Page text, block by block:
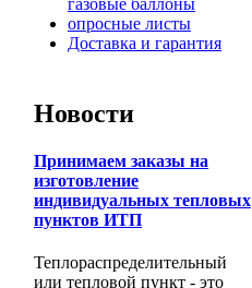
газовые баллоны
опросные листы
Доставка и гарантия
Новости
Принимаем заказы на
изготовление
индивидуальных тепловых
пунктов ИТП
Теплораспределительный
или тепловой пункт - это